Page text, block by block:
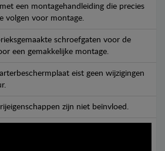
een montagehandleiding die precies
volgen voor montage.
schroefgaten voor de
een gemakkelijke montage.
eist geen wijzigingen
zijn niet beïnvloed.